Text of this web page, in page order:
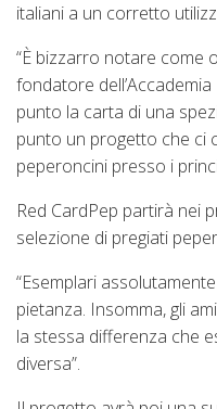
italiani a un corretto
“È bizzarro notare come
fondatore
punto la carta di una
punto un progetto che ci
peperoncini presso i
Red CardPep partirà nei
selezione di pregiati
“Esemplari
pietanza. Insomma, gli
la stessa differenza che
diversa”.